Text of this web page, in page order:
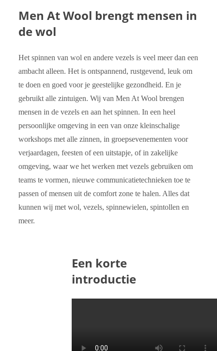
Men At Wool brengt mensen in
de wol
Het spinnen van wol en andere vezels is veel meer dan een
ambacht alleen. Het is ontspannend, rustgevend, leuk om
te doen en goed voor je geestelijke gezondheid. En je
gebruikt alle zintuigen. Wij van Men At Wool brengen
mensen in de vezels en aan het spinnen. In een heel
persoonlijke omgeving in een van onze kleinschalige
workshops met alle zinnen, in groepsevenementen voor
verjaardagen, feesten of een uitstapje, of in zakelijke
omgeving, waar we het werken met vezels gebruiken om
teams te vormen, nieuwe communicatietechnieken toe te
passen of mensen uit de comfort zone te halen. Alles dat
kunnen wij met wol, vezels, spinnewielen, spintollen en
meer.
Een korte
introductie